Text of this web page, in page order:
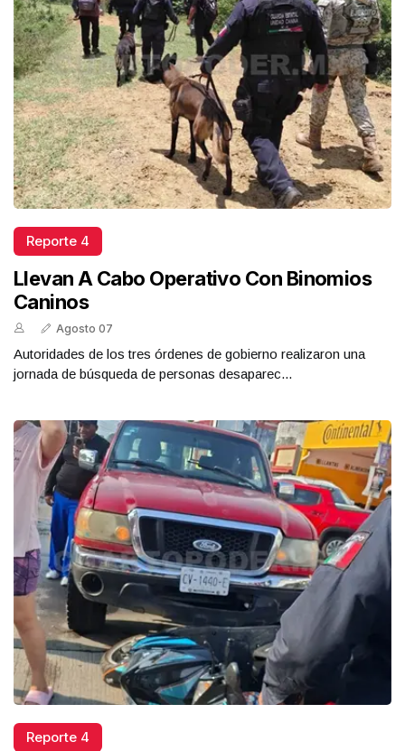
Reporte 4
Llevan A Cabo Operativo Con Binomios
Caninos
Agosto 07
Autoridades de los tres órdenes de gobierno realizaron una
jornada de búsqueda de personas desaparec...
Reporte 4